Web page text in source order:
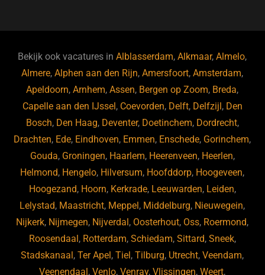
b
o
o
k
ky dI
n
Bekijk ook vacatures inAlblasserdam,Alkmaar,Almelo,
Almere,Alphen aan den Rijn,Amersfoort,Amsterdam,
Apeldoorn,Arnhem,Assen, Bergen op Zoom, Breda,
Capelle aan den IJssel, Coevorden, Delft, Delfzijl, Den
Bosch, Den Haag, Deventer, Doetinchem, Dordrecht,
Drachten, Ede, Eindhoven, Emmen, Enschede, Gorinchem,
Gouda, Groningen, Haarlem, Heerenveen, Heerlen,
Helmond, Hengelo, Hilversum, Hoofddorp, Hoogeveen,
Hoogezand, Hoorn, Kerkrade, Leeuwarden, Leiden,
Lelystad, Maastricht, Meppel, Middelburg, Nieuwegein,
Nijkerk, Nijmegen, Nijverdal, Oosterhout, Oss, Roermond,
Roosendaal, Rotterdam, Schiedam, Sittard, Sneek,
Stadskanaal,Ter Apel,Tiel,Tilburg, Utrecht,Veendam,
Veenendaal,Venlo,Venray,Vlissingen,Weert,